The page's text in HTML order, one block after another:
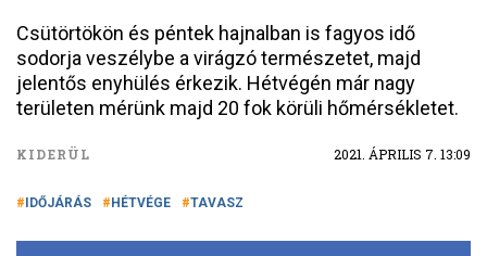
Csütörtökön és péntek hajnalban is fagyos idő
sodorja veszélybe a virágzó természetet, majd
jelentős enyhülés érkezik. Hétvégén már nagy
területen mérünk majd 20 fok körüli hőmérsékletet.
KIDERÜL 2021. ÁPRILIS 7. 13:09
IDŐJÁRÁS HÉTVÉGE TAVASZ